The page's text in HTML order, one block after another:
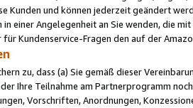
Kunden und können jederzeit geändert
in einer Angelegenheit an Sie wenden, die
für Kundenservice-Fragen den auf der
zu, dass (a) Sie gemäß dieser
Ihre Teilnahme am Partnerprogramm
Vorschriften, Anordnungen,